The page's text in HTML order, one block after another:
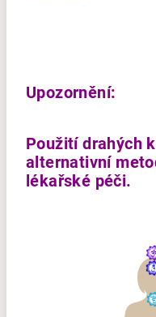
Upozornění:
Použití drahých
alternativní
lékařské péči.